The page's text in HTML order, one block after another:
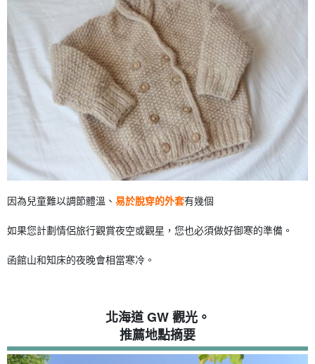
因為兒童難以調節體溫、 易於脫穿的外套有幾個
如果您計劃情侶旅行觀賞夜空或觀星，您也必須做好御寒的準備。
函館山和知床的夜晚會相當寒冷。
北海道 GW 觀光。
推薦地點摘要